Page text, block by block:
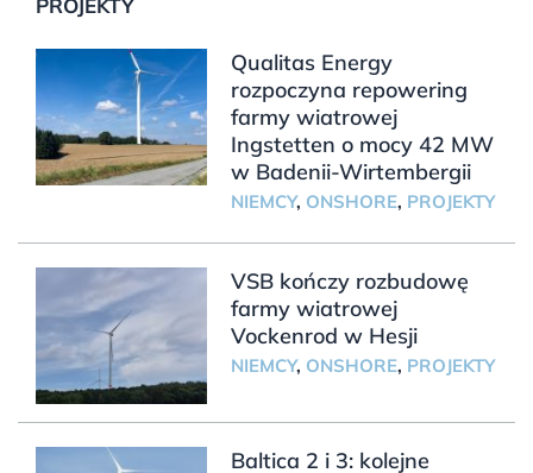
PROJEKTY
Qualitas Energy
rozpoczyna repowering
farmy wiatrowej
Ingstetten o mocy 42 MW
w Badenii-Wirtembergii
NIEMCY, ONSHORE, PROJEKTY
VSB kończy rozbudowę
farmy wiatrowej
Vockenrod w Hesji
NIEMCY, ONSHORE, PROJEKTY
Baltica 2 i 3: kolejne